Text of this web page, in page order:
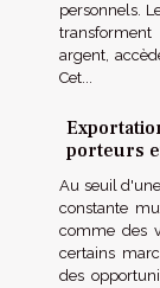
personnels.
argent,
Cet...
porteurs
Au seuil
constante
comme des
certains
des